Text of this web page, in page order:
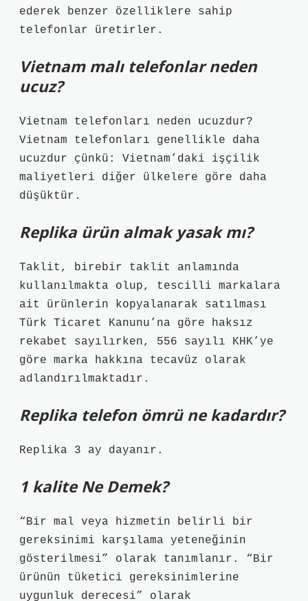
ederek benzer özelliklere sahip
telefonlar üretirler.
Vietnam malı telefonlar neden
ucuz?
Vietnam telefonları neden ucuzdur?
Vietnam telefonları genellikle daha
ucuzdur çünkü: Vietnam’daki işçilik
maliyetleri diğer ülkelere göre daha
düşüktür.
Replika ürün almak yasak mı?
Taklit, birebir taklit anlamında
kullanılmakta olup, tescilli markalara
ait ürünlerin kopyalanarak satılması
Türk Ticaret Kanunu’na göre haksız
rekabet sayılırken, 556 sayılı KHK’ye
göre marka hakkına tecavüz olarak
adlandırılmaktadır.
Replika telefon ömrü ne kadardır?
Replika 3 ay dayanır.
1 kalite Ne Demek?
“Bir mal veya hizmetin belirli bir
gereksinimi karşılama yeteneğinin
gösterilmesi” olarak tanımlanır. “Bir
ürünün tüketici gereksinimlerine
uygunluk derecesi” olarak